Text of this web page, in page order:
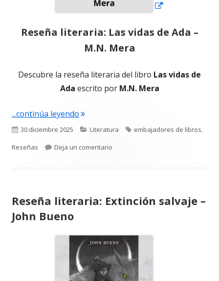
Reseña literaria: Las vidas de Ada –
M.N. Mera
Descubre la reseña literaria del libro Las vidas de
Ada escrito por M.N. Mera
...continúa leyendo"Reseña literaria: Las vidas de Ada –
Publicado
el
30 diciembre 2025 Categorías
Literatura Etiquetas
embajadores de libros,
Reseñas
Deja un comentario
Reseña literaria: Extinción salvaje –
John Bueno